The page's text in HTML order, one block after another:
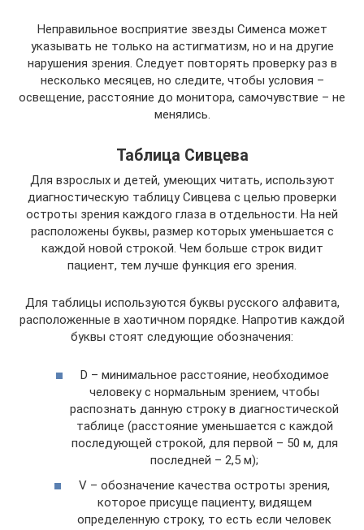
Неправильное восприятие звезды Сименса может
указывать не только на астигматизм, но и на другие
нарушения зрения. Следует повторять проверку раз в
несколько месяцев, но следите, чтобы условия –
освещение, расстояние до монитора, самочувствие – не
менялись.
Таблица Сивцева
Для взрослых и детей, умеющих читать, используют
диагностическую таблицу Сивцева с целью проверки
остроты зрения каждого глаза в отдельности. На ней
расположены буквы, размер которых уменьшается с
каждой новой строкой. Чем больше строк видит
пациент, тем лучше функция его зрения.
Для таблицы используются буквы русского алфавита,
расположенные в хаотичном порядке. Напротив каждой
буквы стоят следующие обозначения:
D – минимальное расстояние, необходимое
человеку с нормальным зрением, чтобы
распознать данную строку в диагностической
таблице (расстояние уменьшается с каждой
последующей строкой, для первой – 50 м, для
последней – 2,5 м);
V – обозначение качества остроты зрения,
которое присуще пациенту, видящем
определенную строку, то есть если человек